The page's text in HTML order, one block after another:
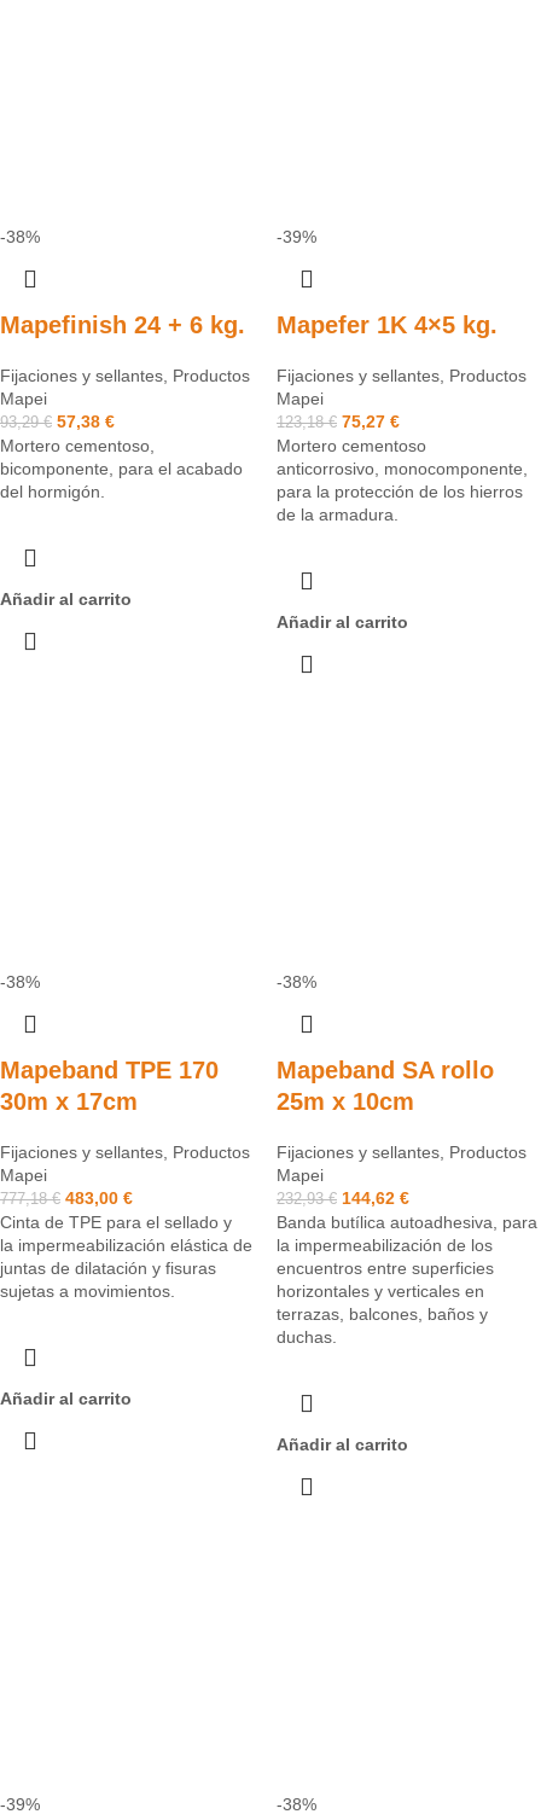
-38%
Mapefinish 24 + 6 kg.
Fijaciones y sellantes Productos
Mapei
93,29€ 57,38 €
Mortero cementoso,
bicomponente, para el acabado
del hormigón.
Añadir al carrito
-39%
Mapefer 1K 4×5 kg.
Fijaciones y sellantes Productos
Mapei
123,18€ 75,27 €
Mortero cementoso
anticorrosivo, monocomponente,
para la protección de los hierros
de la armadura.
Añadir al carrito
-38%
Mapeband TPE 170
30m x 17cm
Fijaciones y sellantes Productos
Mapei
777,18€ 483,00 €
Cinta de TPE para el sellado y
la impermeabilización elástica de
juntas de dilatación y fisuras
sujetas a movimientos.
Añadir al carrito
-38%
Mapeband SA rollo
25m x 10cm
Fijaciones y sellantes Productos
Mapei
232,93€ 144,62 €
Banda butílica autoadhesiva, para
la impermeabilización de los
encuentros entre superficies
horizontales y verticales en
terrazas, balcones, baños y
duchas.
Añadir al carrito
-39% -38%